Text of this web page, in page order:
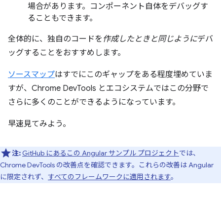
場合があります。コンポーネント自体をデバッグす
ることもできます。
全体的に、独自のコードを 作成したときと同じようにデバ
ッグすることをおすすめします。
ソースマップはすでにこのギャップをある程度埋めていま
すが、Chrome DevTools とエコシステムではこの分野で
さらに多くのことができるようになっています。
早速見てみよう。
注: GitHub にあるこの Angular サンプル プロジェクトでは、
Chrome DevTools の改善点を確認できます。これらの改善は Angular
に限定されず、 すべてのフレームワークに適用されます。